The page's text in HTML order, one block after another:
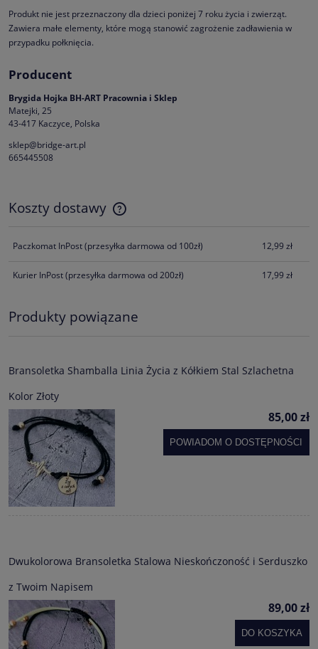
Produkt nie jest przeznaczony dla dzieci poniżej 7 roku życia i zwierząt.
Zawiera małe elementy, które mogą stanowić zagrożenie zadławienia w
przypadku połknięcia.
Producent
Brygida Hojka BH-ART Pracownia i Sklep
Matejki, 25
43-417 Kaczyce, Polska
sklep@bridge-art.pl
665445508
Koszty dostawy
Cena nie zawiera ewentualnych kosztów płatności
Paczkomat InPost(przesyłka darmowa od 100zł) 12,99 zł
Kurier InPost(przesyłka darmowa od 200zł) 17,99 zł
Produkty powiązane
Bransoletka Shamballa Linia Życia z Kółkiem Stal Szlachetna
Kolor Złoty
85,00 zł
POWIADOM O DOSTĘPNOŚCI
Dwukolorowa Bransoletka Stalowa Nieskończoność i Serduszko
z Twoim Napisem
89,00 zł
DO KOSZYKA